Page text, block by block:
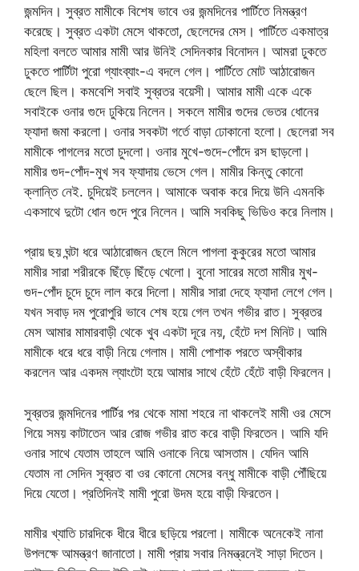
জন্মদিন। সুব্রত মামীকে বিশেষ ভাবে ওর জন্মদিনের পার্টিতে নিমন্ত্রণ
করেছে। সুব্রত একটা মেসে থাকতো, ছেলেদের মেস। পার্টিতে একমাত্র
মহিলা বলতে আমার মামী আর উনিই সেদিনকার বিনোদন। আমরা ঢুকতে
ঢুকতে পার্টিটা পুরো গ্যাংব্যাং-এ বদলে গেল। পার্টিতে মোট আঠারোজন
ছেলে ছিল। কমবেশি সবাই সুব্রতর বয়েসী। আমার মামী একে একে
সবাইকে ওনার গুদে ঢুকিয়ে নিলেন। সকলে মামীর গুদের ভেতর ধোনের
ফ্যাদা জমা করলো। ওনার সবকটা গর্তে বাড়া ঢোকানো হলো। ছেলেরা সব
মামীকে পাগলের মতো চুদলো। ওনার মুখে-গুদে-পোঁদে রস ছাড়লো।
মামীর গুদ-পোঁদ-মুখ সব ফ্যাদায় ভেসে গেল। মামীর কিন্তু কোনো
ক্লান্তি নেই. চুদিয়েই চললেন। আমাকে অবাক করে দিয়ে উনি এমনকি
একসাথে দুটো ধোন গুদে পুরে নিলেন। আমি সবকিছু ভিডিও করে নিলাম।
প্রায় ছয় ঘন্টা ধরে আঠারোজন ছেলে মিলে পাগলা কুকুরের মতো আমার
মামীর সারা শরীরকে ছিঁড়ে ছিঁড়ে খেলো। বুনো সারের মতো মামীর মুখ-
গুদ-পোঁদ চুদে চুদে লাল করে দিলো। মামীর সারা দেহে ফ্যাদা লেগে গেল।
যখন সবাড় দম পুরোপুরি ভাবে শেষ হয়ে গেল তখন গভীর রাত। সুব্রতর
মেস আমার মামারবাড়ী থেকে খুব একটা দূরে নয়, হেঁটে দশ মিনিট। আমি
মামীকে ধরে ধরে বাড়ী নিয়ে গেলাম। মামী পোশাক পরতে অস্বীকার
করলেন আর একদম ল্যাংটো হয়ে আমার সাথে হেঁটে হেঁটে বাড়ী ফিরলেন।
সুব্রতর জন্মদিনের পার্টির পর থেকে মামা শহরে না থাকলেই মামী ওর মেসে
গিয়ে সময় কাটাতেন আর রোজ গভীর রাত করে বাড়ী ফিরতেন। আমি যদি
ওনার সাথে যেতাম তাহলে আমি ওনাকে নিয়ে আসতাম। যেদিন আমি
যেতাম না সেদিন সুব্রত বা ওর কোনো মেসের বন্ধু মামীকে বাড়ী পৌঁছিয়ে
দিয়ে যেতো। প্রতিদিনই মামী পুরো উদম হয়ে বাড়ী ফিরতেন।
মামীর খ্যাতি চারদিকে ধীরে ধীরে ছড়িয়ে পরলো। মামীকে অনেকেই নানা
উপলক্ষে আমন্ত্রণ জানাতো। মামী প্রায় সবার নিমন্ত্রনেই সাড়া দিতেন।